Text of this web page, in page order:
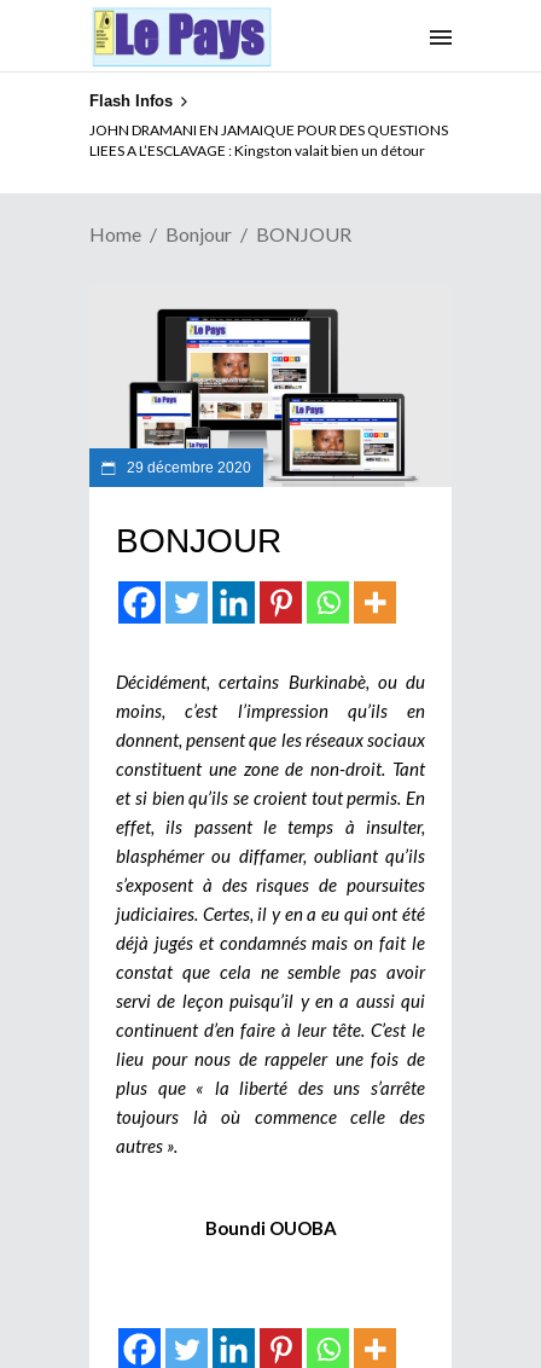
Flash Infos
JOHN DRAMANI EN JAMAIQUE POUR DES QUESTIONS
LIEES A L’ESCLAVAGE : Kingston valait bien un détour
Home Bonjour BONJOUR
29 décembre 2020
BONJOUR
Décidément, certains Burkinabè, ou du
moins, c’est l’impression qu’ils en
donnent, pensent que les réseaux sociaux
constituent une zone de non-droit. Tant
et si bien qu’ils se croient tout permis. En
effet, ils passent le temps à insulter,
blasphémer ou diffamer, oubliant qu’ils
s’exposent à des risques de poursuites
judiciaires. Certes, il y en a eu qui ont été
déjà jugés et condamnés mais on fait le
constat que cela ne semble pas avoir
servi de leçon puisqu’il y en a aussi qui
continuent d’en faire à leur tête. C’est le
lieu pour nous de rappeler une fois de
plus que « la liberté des uns s’arrête
toujours là où commence celle des
autres ».
Boundi OUOBA